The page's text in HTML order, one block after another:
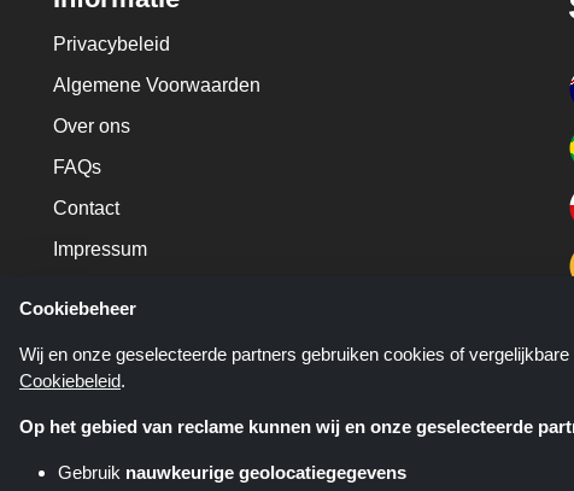
Privacybeleid
Algemene Voorwaarden
Over ons
FAQs
Contact
Impressum
Cookiebeheer
Wij en onze geselecteerde partners gebruiken cookies of
Cookiebeleid.
Op het gebied van reclame kunnen wij en onze geselecteerde
Gebruik nauwkeurige geolocatiegegevens